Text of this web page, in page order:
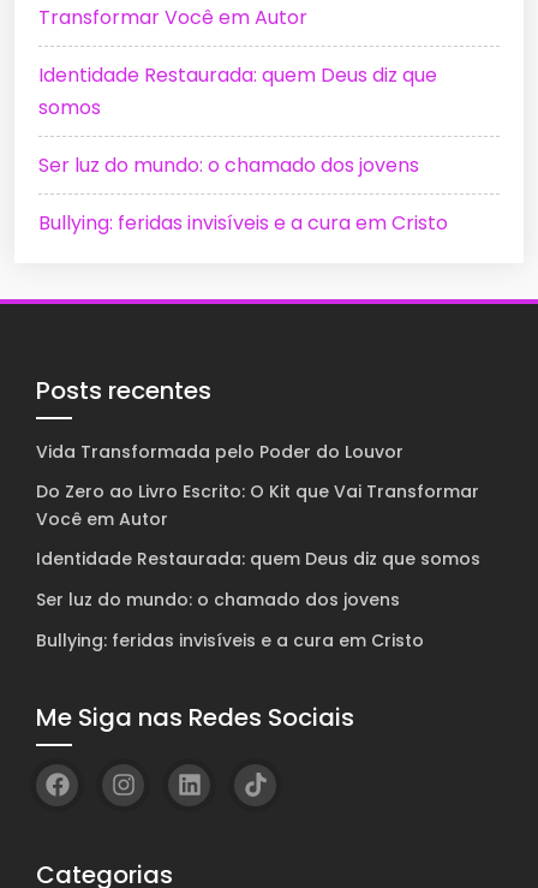
Transformar Você em Autor
Identidade Restaurada: quem Deus diz que
somos
Ser luz do mundo: o chamado dos jovens
Bullying: feridas invisíveis e a cura em Cristo
Posts recentes
Vida Transformada pelo Poder do Louvor
Do Zero ao Livro Escrito: O Kit que Vai Transformar
Você em Autor
Identidade Restaurada: quem Deus diz que somos
Ser luz do mundo: o chamado dos jovens
Bullying: feridas invisíveis e a cura em Cristo
Me Siga nas Redes Sociais
Categorias